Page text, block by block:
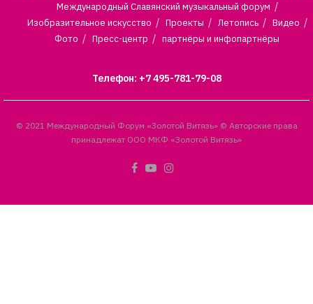
Международный Славянский музыкальный форум
Изобразительное искусство
Проекты Летопись
Видео
Фото
Пресс-центр партнёры и инфопартнёры
Телефон: +7 495-781-79-08
© 2021 Международный Форум «Золотой Витязь» © Авторские права
принадлежат ООО МКФ «Золотой Витязь»